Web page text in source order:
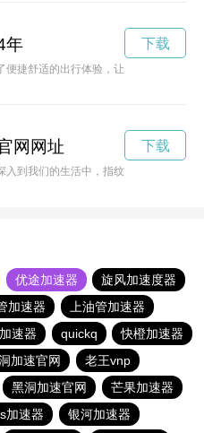
年
便捷舒适的出行体验，让旅途更加愉快顺
下载
网网址
入到我们的生活中，指纹app下载更是
下载
优途加速器
旋风加速度器
加速器
上油管加速器
速器 quickq
快橙加速器
加速官网
老王vnp
黑洞加速官网
芒果加速器
加速器 银河加速器